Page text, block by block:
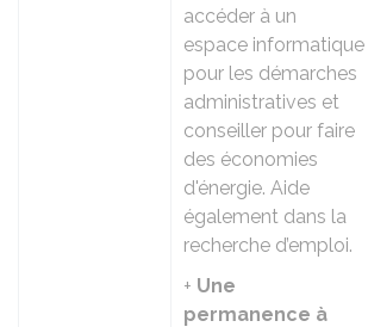
accéder à un
espace informatique
pour les démarches
administratives et
conseiller pour faire
des économies
d'énergie. Aide
également dans la
recherche d’emploi.
+ Une
permanence à